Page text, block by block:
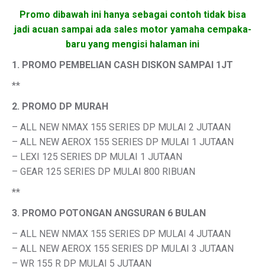
Promo dibawah ini hanya sebagai contoh tidak bisa
jadi acuan sampai ada sales motor yamaha cempaka-
baru yang mengisi halaman ini
1. PROMO PEMBELIAN CASH DISKON SAMPAI 1JT
**
2. PROMO DP MURAH
– ALL NEW NMAX 155 SERIES DP MULAI 2 JUTAAN
– ALL NEW AEROX 155 SERIES DP MULAI 1 JUTAAN
– LEXI 125 SERIES DP MULAI 1 JUTAAN
– GEAR 125 SERIES DP MULAI 800 RIBUAN
**
3. PROMO POTONGAN ANGSURAN 6 BULAN
– ALL NEW NMAX 155 SERIES DP MULAI 4 JUTAAN
– ALL NEW AEROX 155 SERIES DP MULAI 3 JUTAAN
– WR 155 R DP MULAI 5 JUTAAN